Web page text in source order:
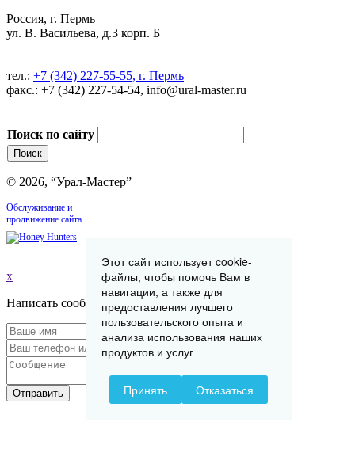
Россия, г. Пермь
ул. В. Васильева, д.3 корп. Б
тел.: +7 (342) 227-55-55, г. Пермь
факс.: +7 (342) 227-54-54, info@ural-master.ru
Поиск по сайту
© 2026, “Урал-Мастер”
Обслуживание и
продвижение сайта
x
Написать сообщение
Отправить
Этот сайт использует cookie-
файлы, чтобы помочь Вам в
навигации, а также для
предоставления лучшего
пользовательского опыта и
анализа использования наших
продуктов и услуг
Принять Отказаться